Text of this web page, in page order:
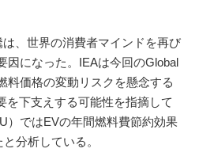
、世界の消費者マインドを再び
因になった。IEAは今回のGlobal
料価格の変動リスクを懸念する
を下支えする可能性を指摘して
）ではEVの年間燃料費節約効果
分析している。